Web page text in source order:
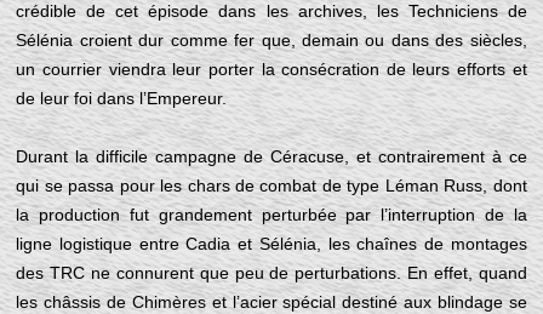
crédible de cet épisode dans les archives, les Techniciens de
Sélénia croient dur comme fer que, demain ou dans des siècles,
un courrier viendra leur porter la consécration de leurs efforts et
de leur foi dans l’Empereur.
Durant la difficile campagne de Céracuse, et contrairement à ce
qui se passa pour les chars de combat de type Léman Russ, dont
la production fut grandement perturbée par l’interruption de la
ligne logistique entre Cadia et Sélénia, les chaînes de montages
des TRC ne connurent que peu de perturbations. En effet, quand
les châssis de Chimères et l’acier spécial destiné aux blindage se